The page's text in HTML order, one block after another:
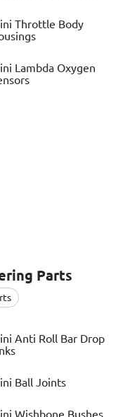
Throttle Body
Lambda Oxygen
Parts
Anti Roll Bar Drop
Ball Joints
Wishbone Bushes